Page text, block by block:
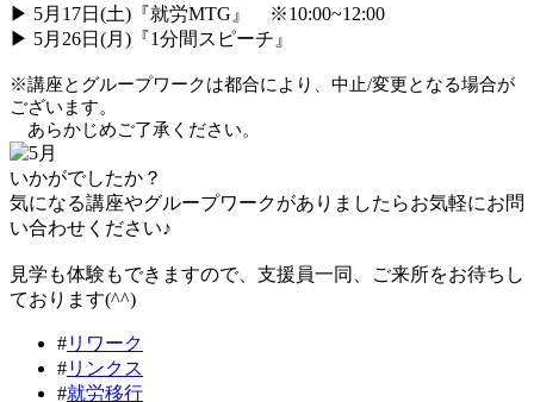
▶ 5月17日(土)『就労MTG』 ※10:00~12:00
▶ 5月26日(月)『1分間スピーチ』
※講座とグループワークは都合により、中止/変更となる場合が
ございます。
あらかじめご了承ください。
いかがでしたか？
気になる講座やグループワークがありましたらお気軽にお問
い合わせください♪
見学も体験もできますので、支援員一同、ご来所をお待ちし
ております(^^)
#リワーク
#リンクス
#就労移行